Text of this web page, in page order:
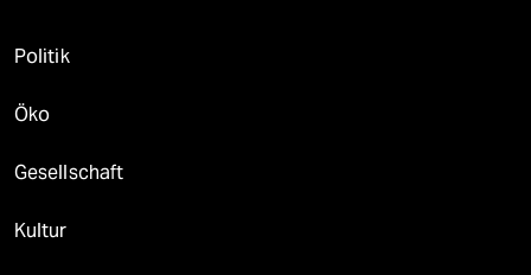
Politik
Öko
Gesellschaft
Kultur